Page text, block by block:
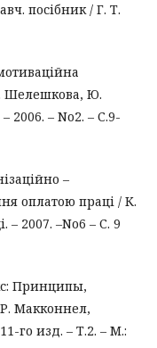
посібник / Г. Т.
Шелешкова, Ю.
2006. – No2. – С.9-
–
оплатою праці / К.
– 2007. –No6 – С. 9
Принципы,
Макконнел,
го изд. – Т.2. – М.: